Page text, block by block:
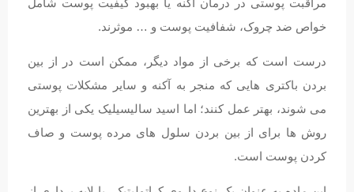
خواص ضد چروک، شفافیت پوست و … موثرند.
درست است که برخی از مواد دیگر، ممکن است در از بین
بردن باکتری هایی که منجر به آکنه و سایر مشکلات پوستی
می شوند، بهتر عمل کنند؛ اما اسید سالیسیلیک یکی از بهترین
روش ها برای از بین بردن سلول های مرده پوست و صاف
کردن پوست است.